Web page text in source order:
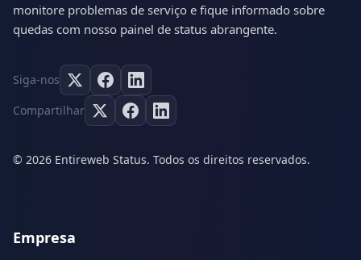
monitore problemas de serviço e fique informado sobre
quedas com nosso painel de status abrangente.
Siga-nos
Compartilhar
© 2026 Entireweb Status. Todos os direitos reservados.
Empresa